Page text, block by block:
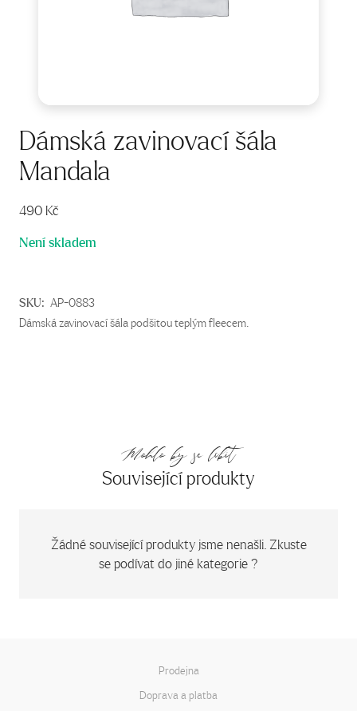
Dámská zavinovací šála
Mandala
490 Kč
Není skladem
SKU: AP-0883
Dámská zavinovací šála podšitou teplým fleecem.
Mohlo by se líbit
Související produkty
Žádné související produkty jsme nenašli. Zkuste
se podívat do jiné kategorie ?
Prodejna
Doprava a platba